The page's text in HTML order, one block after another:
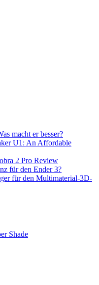
macht er besser?
U1: An Affordable
2 Pro Review
für den Ender 3?
für den Multimaterial-3D-
Shade